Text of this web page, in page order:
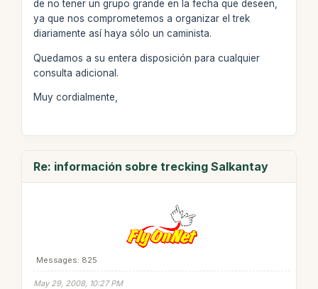
de no tener un grupo grande en la fecha que deseen,
ya que nos comprometemos a organizar el trek
diariamente así haya sólo un caminista.
Quedamos a su entera disposición para cualquier
consulta adicional.
Muy cordialmente,
Re: información sobre trecking Salkantay
Messages: 825
May 29, 2008, 10:27 PM